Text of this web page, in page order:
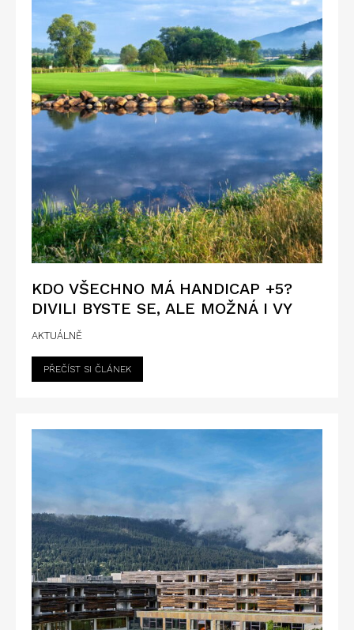
KDO VŠECHNO MÁ HANDICAP +5?
DIVILI BYSTE SE, ALE MOŽNÁ I VY
AKTUÁLNĚ
PŘEČÍST SI ČLÁNEK